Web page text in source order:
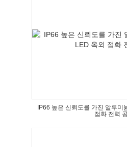
IP66 높은 신뢰도를 가진 알루미
점화 전력